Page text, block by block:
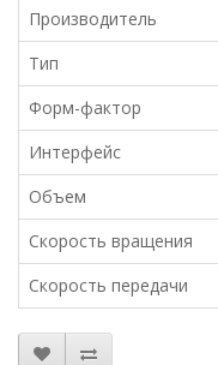
Производитель
Тип
Форм-фактор
Интерфейс
Объем
Скорость вращения
Скорость передачи